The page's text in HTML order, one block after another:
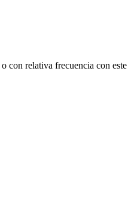
con relativa frecuencia con